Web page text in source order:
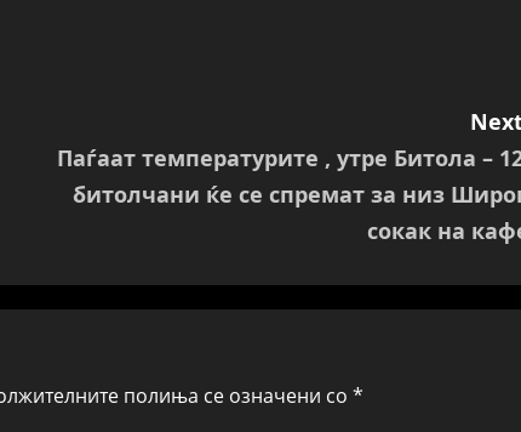
Паѓаат температурите , утре Битола –
битолчани ќе се спремат за низ
сокак на
полиња се означени со *